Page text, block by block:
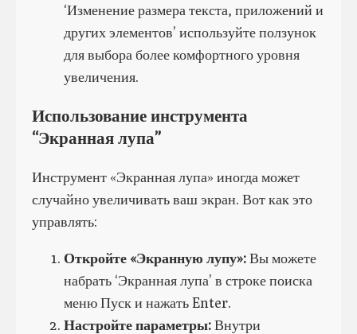
‘Изменение размера текста, приложений и
других элементов’ используйте ползунок
для выбора более комфортного уровня
увеличения.
Использование инструмента
“Экранная лупа”
Инструмент «Экранная лупа» иногда может
случайно увеличивать ваш экран. Вот как это
управлять:
Откройте «Экранную лупу»:Вы можете
набрать ‘Экранная лупа’ в строке поиска
меню Пуск и нажать Enter.
Настройте параметры:Внутри